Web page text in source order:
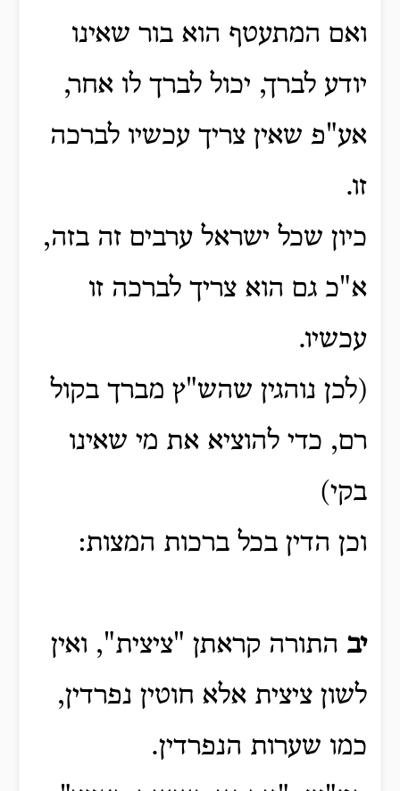
ואם המתעטף הוא בור שאינו
יודע לברך, יכול לברך לו אחר,
אע"פ שאין צריך עכשיו לברכה
זו.
כיון שכל ישראל ערבים זה בזה,
א"כ גם הוא צריך לברכה זו
עכשיו.
(לכן נוהגין שהש"ץ מברך בקול
רם, כדי להוציא את מי שאינו
בקי)
וכן הדין בכל ברכות המצות:
יב התורה קראתן "ציצית", ואין
לשון ציצית אלא חוטין נפרדין,
כמו שערות הנפרדין.